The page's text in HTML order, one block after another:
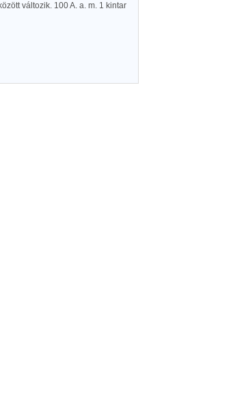
változik. 100 A. a. m. 1 kintar